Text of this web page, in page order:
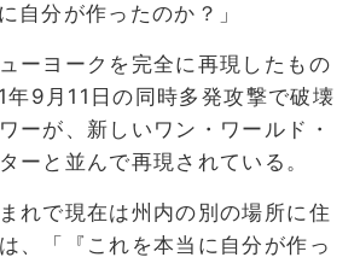
自分が作ったのか？」
ーヨークを完全に再現したもの
9月11日の同時多発攻撃で破壊
ーが、新しいワン・ワールド・
ーと並んで再現されている。
れで現在は州内の別の場所に住
、「『これを本当に自分が作っ